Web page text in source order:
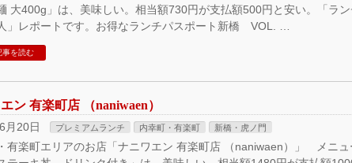
大400g」は、美味しい。相当額730円が支払額500円と安い。「ラン
」レポートです。お得なランチパスポート新橋 VOL. …
事を読む
ン 有楽町店 （naniwaen）
月20日 プレミアムランチ 内幸町・有楽町 新橋・虎ノ門
有楽町エリアのお店「ナニワエン 有楽町店 （naniwaen）」 メニュ